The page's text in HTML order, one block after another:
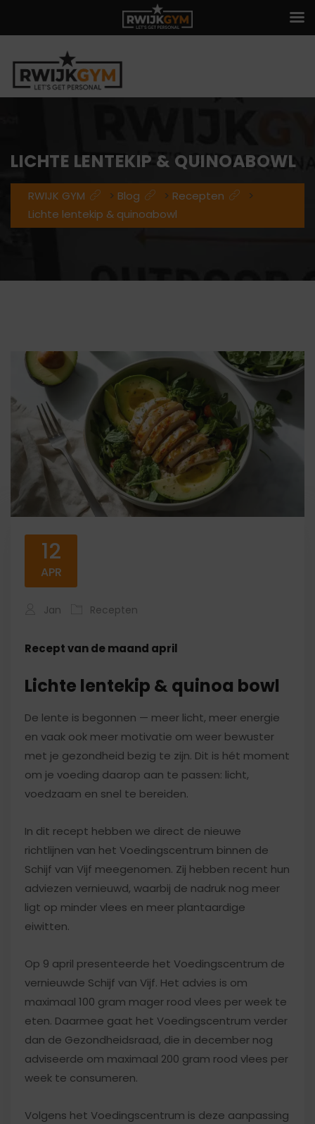
LICHTE LENTEKIP & QUINOABOWL
RWIJK GYM > Blog > Recepten
>
Lichte lentekip & quinoabowl
12
APR
Jan Recepten
Recept van de maand april
Lichte lentekip & quinoa bowl
De lente is begonnen — meer licht, meer energie
en vaak ook meer motivatie om weer bewuster
met je gezondheid bezig te zijn. Dit is hét moment
om je voeding daarop aan te passen: licht,
voedzaam en snel te bereiden.
In dit recept hebben we direct de nieuwe
richtlijnen van het Voedingscentrum binnen de
Schijf van Vijf meegenomen. Zij hebben recent hun
adviezen vernieuwd, waarbij de nadruk nog meer
ligt op minder vlees en meer plantaardige
eiwitten.
Op 9 april presenteerde het Voedingscentrum de
vernieuwde Schijf van Vijf. Het advies is om
maximaal 100 gram mager rood vlees per week te
eten. Daarmee gaat het Voedingscentrum verder
dan de Gezondheidsraad, die in december nog
adviseerde om maximaal 200 gram rood vlees per
week te consumeren.
Volgens het Voedingscentrum is deze aanpassing